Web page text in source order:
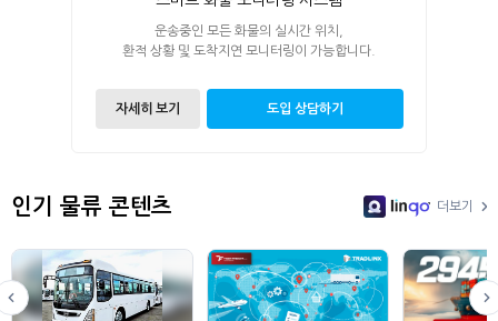
운송중인 모든 화물의 실시간 위치,
환적 상황 및 도착지연 모니터링이 가능합니다.
자세히 보기 도입 상담하기
인기 물류 콘텐츠
LinGo
더보기